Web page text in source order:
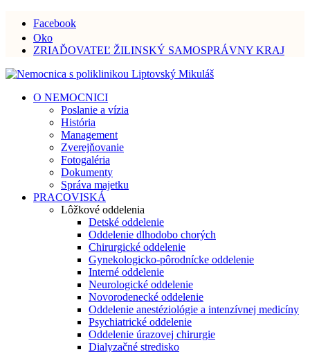
Facebook
Oko
ZRIAĎOVATEĽ ŽILINSKÝ SAMOSPRÁVNY KRAJ
O NEMOCNICI
Poslanie a vízia
História
Management
Zverejňovanie
Fotogaléria
Dokumenty
Správa majetku
PRACOVISKÁ
Lôžkové oddelenia
Detské oddelenie
Oddelenie dlhodobo chorých
Chirurgické oddelenie
Gynekologicko-pôrodnícke oddelenie
Interné oddelenie
Neurologické oddelenie
Novorodenecké oddelenie
Oddelenie anestéziológie a intenzívnej medicíny
Psychiatrické oddelenie
Oddelenie úrazovej chirurgie
Dialyzačné stredisko